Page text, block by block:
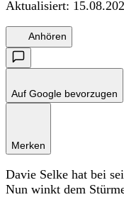
Aktualisiert:
Anhören
Auf Google bevorzugen
Merken
Davie Selke hat bei
Nun winkt dem